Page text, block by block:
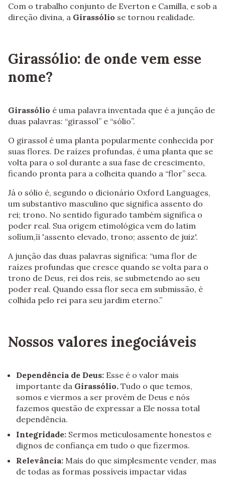
Com o trabalho conjunto de Everton e Camilla, e sob a
direção divina, a Girassólio se tornou realidade.
Girassólio: de onde vem esse
nome?
Girassólio é uma palavra inventada que é a junção de
duas palavras: “girassol” e “sólio”.
O girassol é uma planta popularmente conhecida por
suas flores. De raízes profundas, é uma planta que se
volta para o sol durante a sua fase de crescimento,
ficando pronta para a colheita quando a “flor” seca.
Já o sólio é, segundo o dicionário Oxford Languages,
um substantivo masculino que significa assento do
rei; trono. No sentido figurado também significa o
poder real. Sua origem etimológica vem do latim
solĭum,ĭi 'assento elevado, trono; assento de juiz'.
A junção das duas palavras significa: “uma flor de
raízes profundas que cresce quando se volta para o
trono de Deus, rei dos reis, se submetendo ao seu
poder real. Quando essa flor seca em submissão, é
colhida pelo rei para seu jardim eterno.”
Nossos valores inegociáveis
Dependência de Deus: Esse é o valor mais
importante da Girassólio. Tudo o que temos,
somos e viermos a ser provém de Deus e nós
fazemos questão de expressar a Ele nossa total
dependência.
Integridade: Sermos meticulosamente honestos e
dignos de confiança em tudo o que fizermos.
Relevância: Mais do que simplesmente vender, mas
de todas as formas possíveis impactar vidas